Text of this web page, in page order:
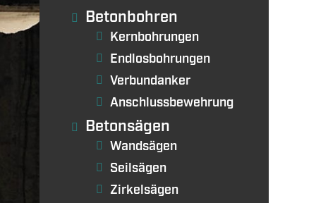
Betonbohren
Kernbohrungen
Endlosbohrungen
Verbundanker
Anschlussbewehrung
Betonsägen
Wandsägen
Seilsägen
Zirkelsägen